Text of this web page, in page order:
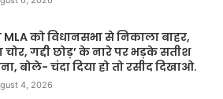
MLA को विधानसभा से निकाला बाहर,
चोर, गद्दी छोड़’ के नारे पर भड़के सतीश
बोले- चंदा दिया हो तो रसीद दिखाओ.
4, 2026